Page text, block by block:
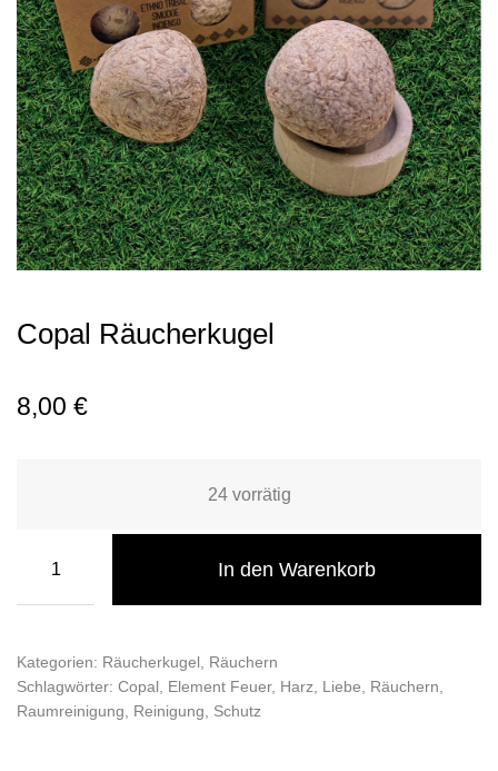
Copal Räucherkugel
8,00 €
24 vorrätig
In den Warenkorb
Kategorien: Räucherkugel
Räuchern
Schlagwörter: Copal Element Feuer, Harz Liebe Räuchern
Raumreinigung
Reinigung Schutz